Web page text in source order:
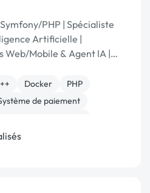
PHP | Spécialiste
Artificielle |
Mobile & Agent IA |
Docker
PHP
de paiement